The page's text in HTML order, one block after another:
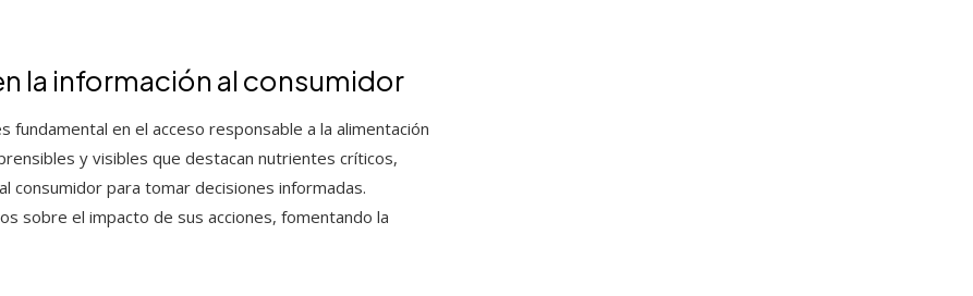
la información al consumidor
fundamental en el acceso responsable a la alimentación
y visibles que destacan nutrientes críticos,
consumidor para tomar decisiones informadas.
sobre el impacto de sus acciones, fomentando la